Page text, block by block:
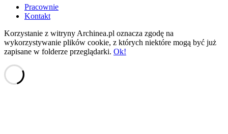
Pracownie
Kontakt
Korzystanie z witryny Archinea.pl oznacza zgodę na
wykorzystywanie plików cookie, z których niektóre mogą być już
zapisane w folderze przeglądarki. Ok!